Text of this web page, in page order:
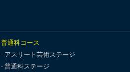
普通科コース
アスリート芸術ステージ
普通科ステージ